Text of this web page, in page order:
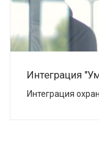
Интеграция
Интеграция